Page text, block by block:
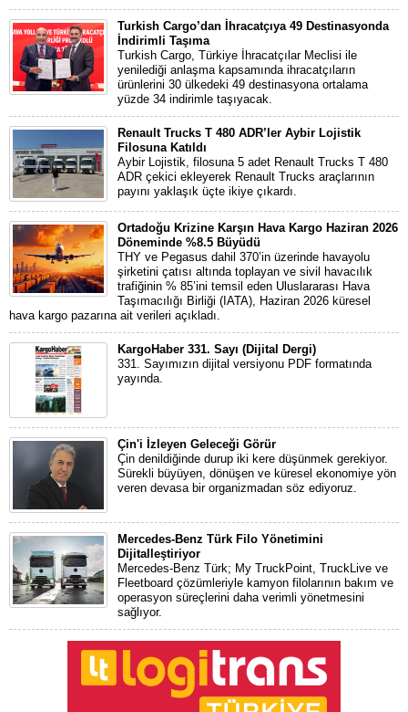
Turkish Cargo’dan İhracatçıya 49 Destinasyonda
İndirimli Taşıma
Turkish Cargo, Türkiye İhracatçılar Meclisi ile
yenilediği anlaşma kapsamında ihracatçıların
ürünlerini 30 ülkedeki 49 destinasyona ortalama
yüzde 34 indirimle taşıyacak.
Renault Trucks T 480 ADR’ler Aybir Lojistik
Filosuna Katıldı
Aybir Lojistik, filosuna 5 adet Renault Trucks T 480
ADR çekici ekleyerek Renault Trucks araçlarının
payını yaklaşık üçte ikiye çıkardı.
Ortadoğu Krizine Karşın Hava Kargo Haziran 2026
Döneminde %8.5 Büyüdü
THY ve Pegasus dahil 370’in üzerinde havayolu
şirketini çatısı altında toplayan ve sivil havacılık
trafiğinin % 85’ini temsil eden Uluslararası Hava
Taşımacılığı Birliği (IATA), Haziran 2026 küresel
hava kargo pazarına ait verileri açıkladı.
KargoHaber 331. Sayı (Dijital Dergi)
331. Sayımızın dijital versiyonu PDF formatında
yayında.
Çin'i İzleyen Geleceği Görür
Çin denildiğinde durup iki kere düşünmek gerekiyor.
Sürekli büyüyen, dönüşen ve küresel ekonomiye yön
veren devasa bir organizmadan söz ediyoruz.
Mercedes-Benz Türk Filo Yönetimini
Dijitalleştiriyor
Mercedes-Benz Türk; My TruckPoint, TruckLive ve
Fleetboard çözümleriyle kamyon filolarının bakım ve
operasyon süreçlerini daha verimli yönetmesini
sağlıyor.